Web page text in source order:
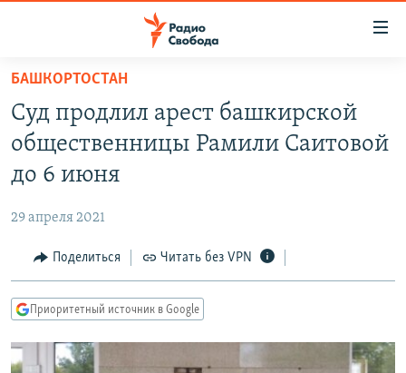
упрощенного
доступа
Вернуться
основному
Вернутся
Вернутся
поиску
ПОДКАСТЫ
АВТОРСКИЕ ПРОЕКТЫ
МНЕНИЯ
КУЛЬТУРА
КАВКАЗ.РЕАЛИИ
СЕВЕР.РЕАЛИИ
БАШКОРТОСТАН
Суд продлил арест башкирской
общественницы Рамили Саитовой
до 6 июня
29 апреля 2021
Поделиться Читать без VPN
Приоритетный источник в Google